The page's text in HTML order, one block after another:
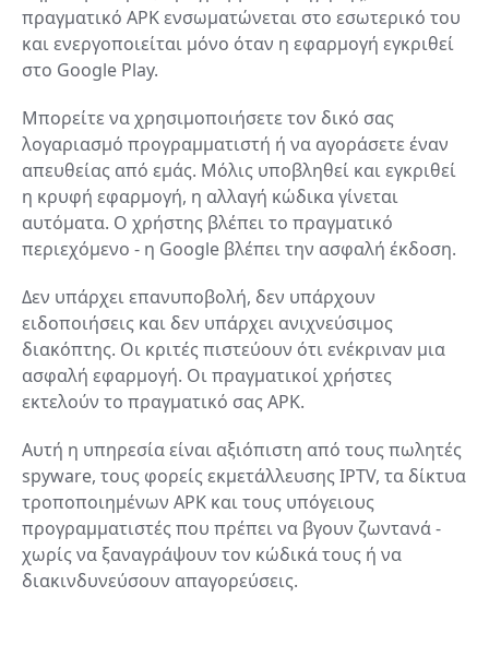
πραγματικό APK ενσωματώνεται στο εσωτερικό του
και ενεργοποιείται μόνο όταν η εφαρμογή εγκριθεί
στο Google Play.
Μπορείτε να χρησιμοποιήσετε τον δικό σας
λογαριασμό προγραμματιστή ή να αγοράσετε έναν
απευθείας από εμάς. Μόλις υποβληθεί και εγκριθεί
η κρυφή εφαρμογή, η αλλαγή κώδικα γίνεται
αυτόματα. Ο χρήστης βλέπει το πραγματικό
περιεχόμενο - η Google βλέπει την ασφαλή έκδοση.
Δεν υπάρχει επανυποβολή, δεν υπάρχουν
ειδοποιήσεις και δεν υπάρχει ανιχνεύσιμος
διακόπτης. Οι κριτές πιστεύουν ότι ενέκριναν μια
ασφαλή εφαρμογή. Οι πραγματικοί χρήστες
εκτελούν το πραγματικό σας APK.
Αυτή η υπηρεσία είναι αξιόπιστη από τους πωλητές
spyware, τους φορείς εκμετάλλευσης IPTV, τα δίκτυα
τροποποιημένων APK και τους υπόγειους
προγραμματιστές που πρέπει να βγουν ζωντανά -
χωρίς να ξαναγράψουν τον κώδικά τους ή να
διακινδυνεύσουν απαγορεύσεις.